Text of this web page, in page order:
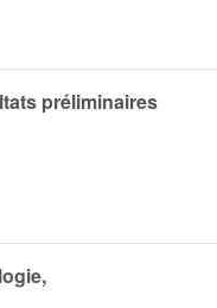
préliminaires